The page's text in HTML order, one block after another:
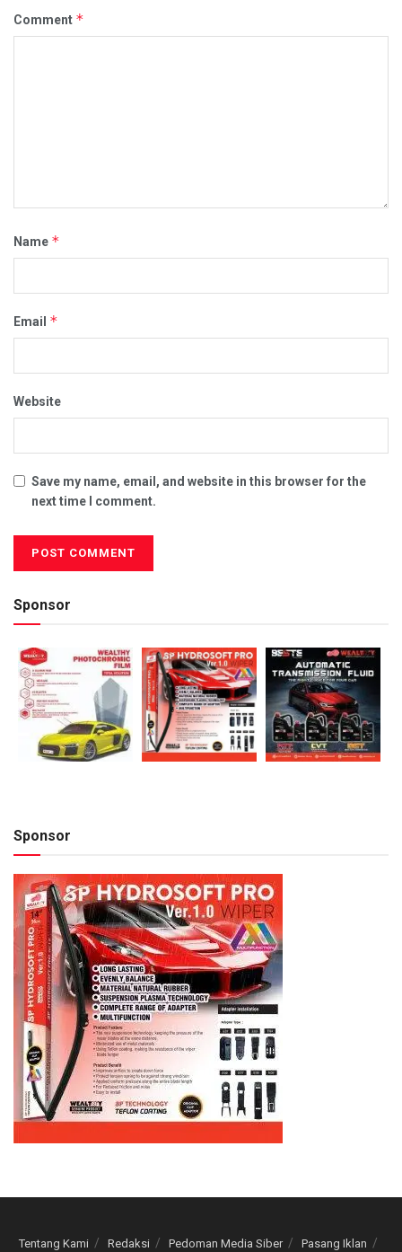
Comment *
Name *
Email *
Website
Save my name, email, and website in this browser for the
next time I comment.
Sponsor
Sponsor
Tentang Kami Redaksi Pedoman Media Siber Pasang Iklan